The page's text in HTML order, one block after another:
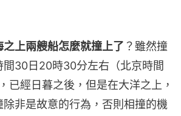
上兩艘船怎麼就撞上了 ？雖然撞
間30日20時30分左右（北京時間
已經日暮之後，但是在大洋之上，
非是故意的行為，否則相撞的機